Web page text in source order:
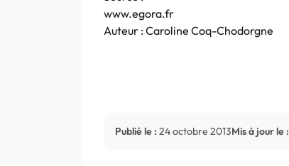
www.egora.fr
Auteur : Caroline Coq-Chodorgne
Publié le : 24 octobre 2013Mis à jour le :